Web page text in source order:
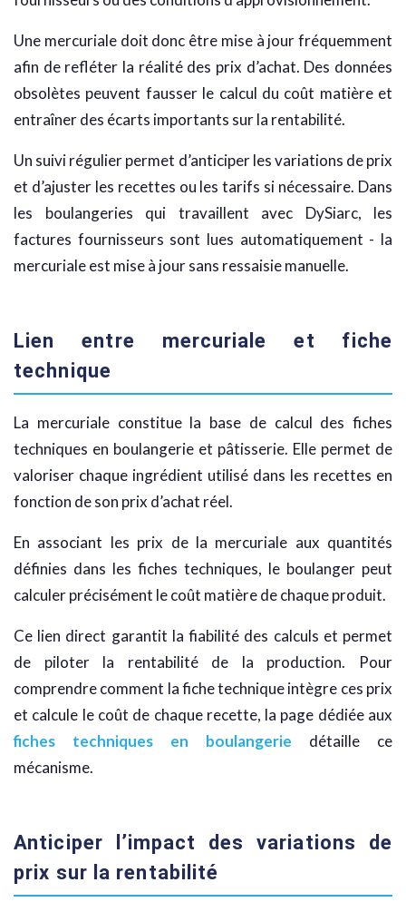
Une mercuriale doit donc être mise à jour fréquemment
afin de refléter la réalité des prix d’achat. Des données
obsolètes peuvent fausser le calcul du coût matière et
entraîner des écarts importants sur la rentabilité.
Un suivi régulier permet d’anticiper les variations de prix
et d’ajuster les recettes ou les tarifs si nécessaire. Dans
les boulangeries qui travaillent avec DySiarc, les
factures fournisseurs sont lues automatiquement - la
mercuriale est mise à jour sans ressaisie manuelle.
Lien entre mercuriale et fiche
technique
La mercuriale constitue la base de calcul des fiches
techniques en boulangerie et pâtisserie. Elle permet de
valoriser chaque ingrédient utilisé dans les recettes en
fonction de son prix d’achat réel.
En associant les prix de la mercuriale aux quantités
définies dans les fiches techniques, le boulanger peut
calculer précisément le coût matière de chaque produit.
Ce lien direct garantit la fiabilité des calculs et permet
de piloter la rentabilité de la production. Pour
comprendre comment la fiche technique intègre ces prix
et calcule le coût de chaque recette, la page dédiée aux
fiches techniques en boulangerie détaille ce
mécanisme.
Anticiper l’impact des variations de
prix sur la rentabilité